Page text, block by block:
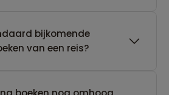
bijkomende
van een reis?